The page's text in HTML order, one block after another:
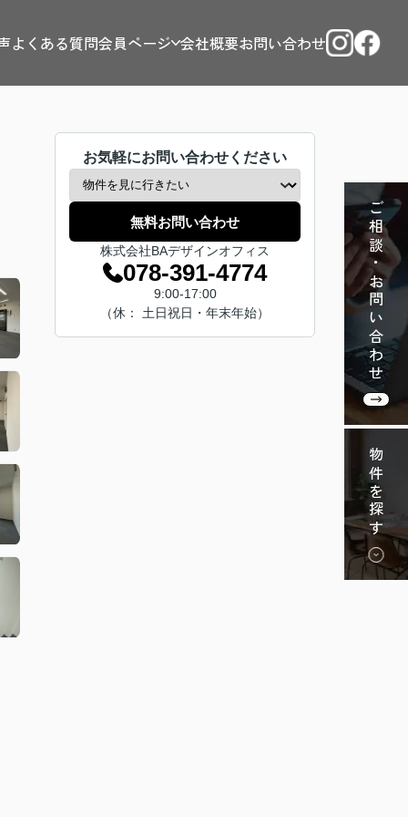
よくある質問会員ページ 会社概要お問い合わせ
ご相談・お問い合わせ
物件を探す
お気軽にお問い合わせください
無料お問い合わせ
株式会社BAデザインオフィス
078-391-4774
9:00-17:00
（休： 土日祝日・年末年始）